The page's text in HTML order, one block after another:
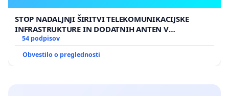
STOP NADALJNJI ŠIRITVI TELEKOMUNIKACIJSKE
INFRASTRUKTURE IN DODATNIH ANTEN V
GRADIŠČAKU
54 podpisov
Obvestilo o preglednosti